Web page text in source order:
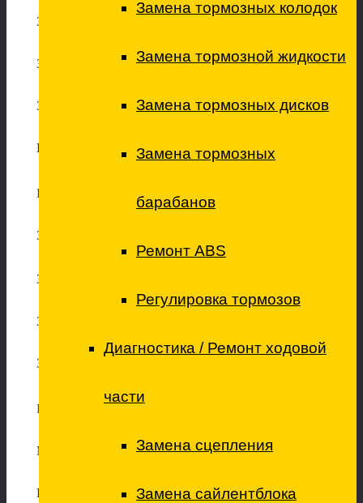
Замена тормозных колодок
Замена тормозной жидкости
Замена тормозных дисков
Замена тормозных
барабанов
Ремонт ABS
Регулировка тормозов
Диагностика / Ремонт ходовой
части
Замена сцепления
Замена сайлентблока
Замена передних тормозных колодок
Замена колодок стояночного тормоза (ручника)
Замена тормозной жидкости
Переборка (обслуживание) тормозного суппорта
Ремонт рулевого механизма
Замена рулевой рейки
Замена рулевых наконечников
Замена рулевой тяги
Замена жидкости ГУР
Ремонт трансмиссии
МКПП снятие установка
Ремонт МКПП